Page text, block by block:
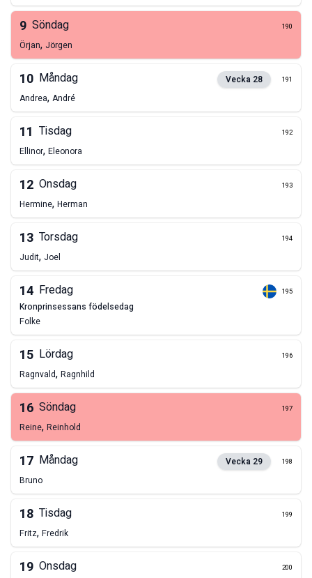
9 Söndag 190
Örjan, Jörgen
10 Måndag Vecka 28 191
Andrea, André
11 Tisdag 192
Ellinor, Eleonora
12 Onsdag 193
Hermine, Herman
13 Torsdag 194
Judit, Joel
14 Fredag 195
kronprinsessans födelsedag
Folke
15 Lördag 196
Ragnvald, Ragnhild
16 Söndag 197
Reine, Reinhold
17 Måndag Vecka 29 198
Bruno
18 Tisdag 199
Fritz, Fredrik
19 Onsdag 200